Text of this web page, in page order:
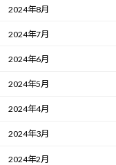
2024年8月
2024年7月
2024年6月
2024年5月
2024年4月
2024年3月
2024年2月